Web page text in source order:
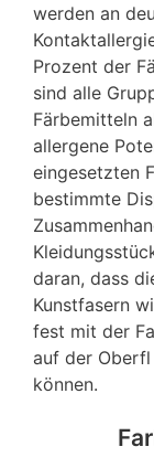
werden an
Prozent der
sind alle
Färbemitteln
allergene
eingesetzten
bestimmte
daran, dass
Kunstfasern
fest mit der
auf der
können.